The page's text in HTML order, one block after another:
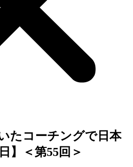
たコーチングで日本
】＜第55回＞